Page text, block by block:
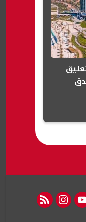
أول تعليق
youtube
instagram
rss feed